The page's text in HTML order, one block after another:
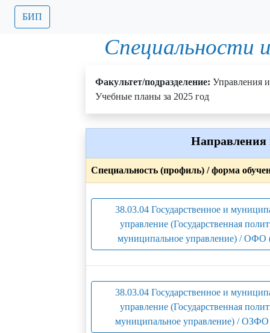
БИП
Специальности
Факультет/подразделение: Управления
Учебные планы за 2025 год
Направления
Специальность (профиль) / форма
38.03.04 Государственное и
управление (Государственная
муниципальное управление) / ОФО
38.03.04 Государственное и
управление (Государственная
муниципальное управление) / ОЗФО